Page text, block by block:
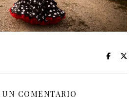
UN COMENTARIO